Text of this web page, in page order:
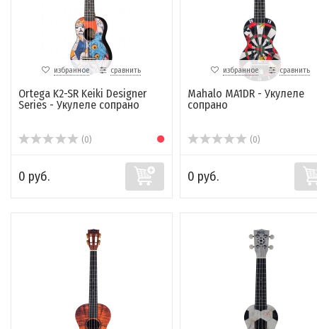
избранное сравнить
Ortega K2-SR Keiki Designer
Series - Укулеле сопрано
(0)
0 руб.
избранное сравнить
Mahalo MA1DR - Укулеле
сопрано
(0)
0 руб.